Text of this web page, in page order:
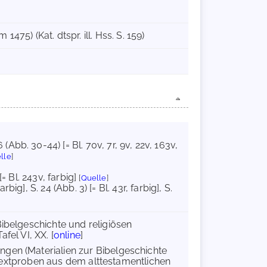
1475) (Kat. dtspr. ill. Hss. S. 159)
(Abb. 30-44) [= Bl. 70v, 7r, 9v, 22v, 163v,
]
Bl. 243v, farbig] [Quelle]
, S. 24 (Abb. 3) [= Bl. 43r, farbig], S.
und religiösen
VI, XX. [online]
(Materialien zur Bibelgeschichte
aus dem alttestamentlichen